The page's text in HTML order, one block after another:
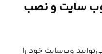
وب‌ سایت و نصب
وب‌سایت خود را